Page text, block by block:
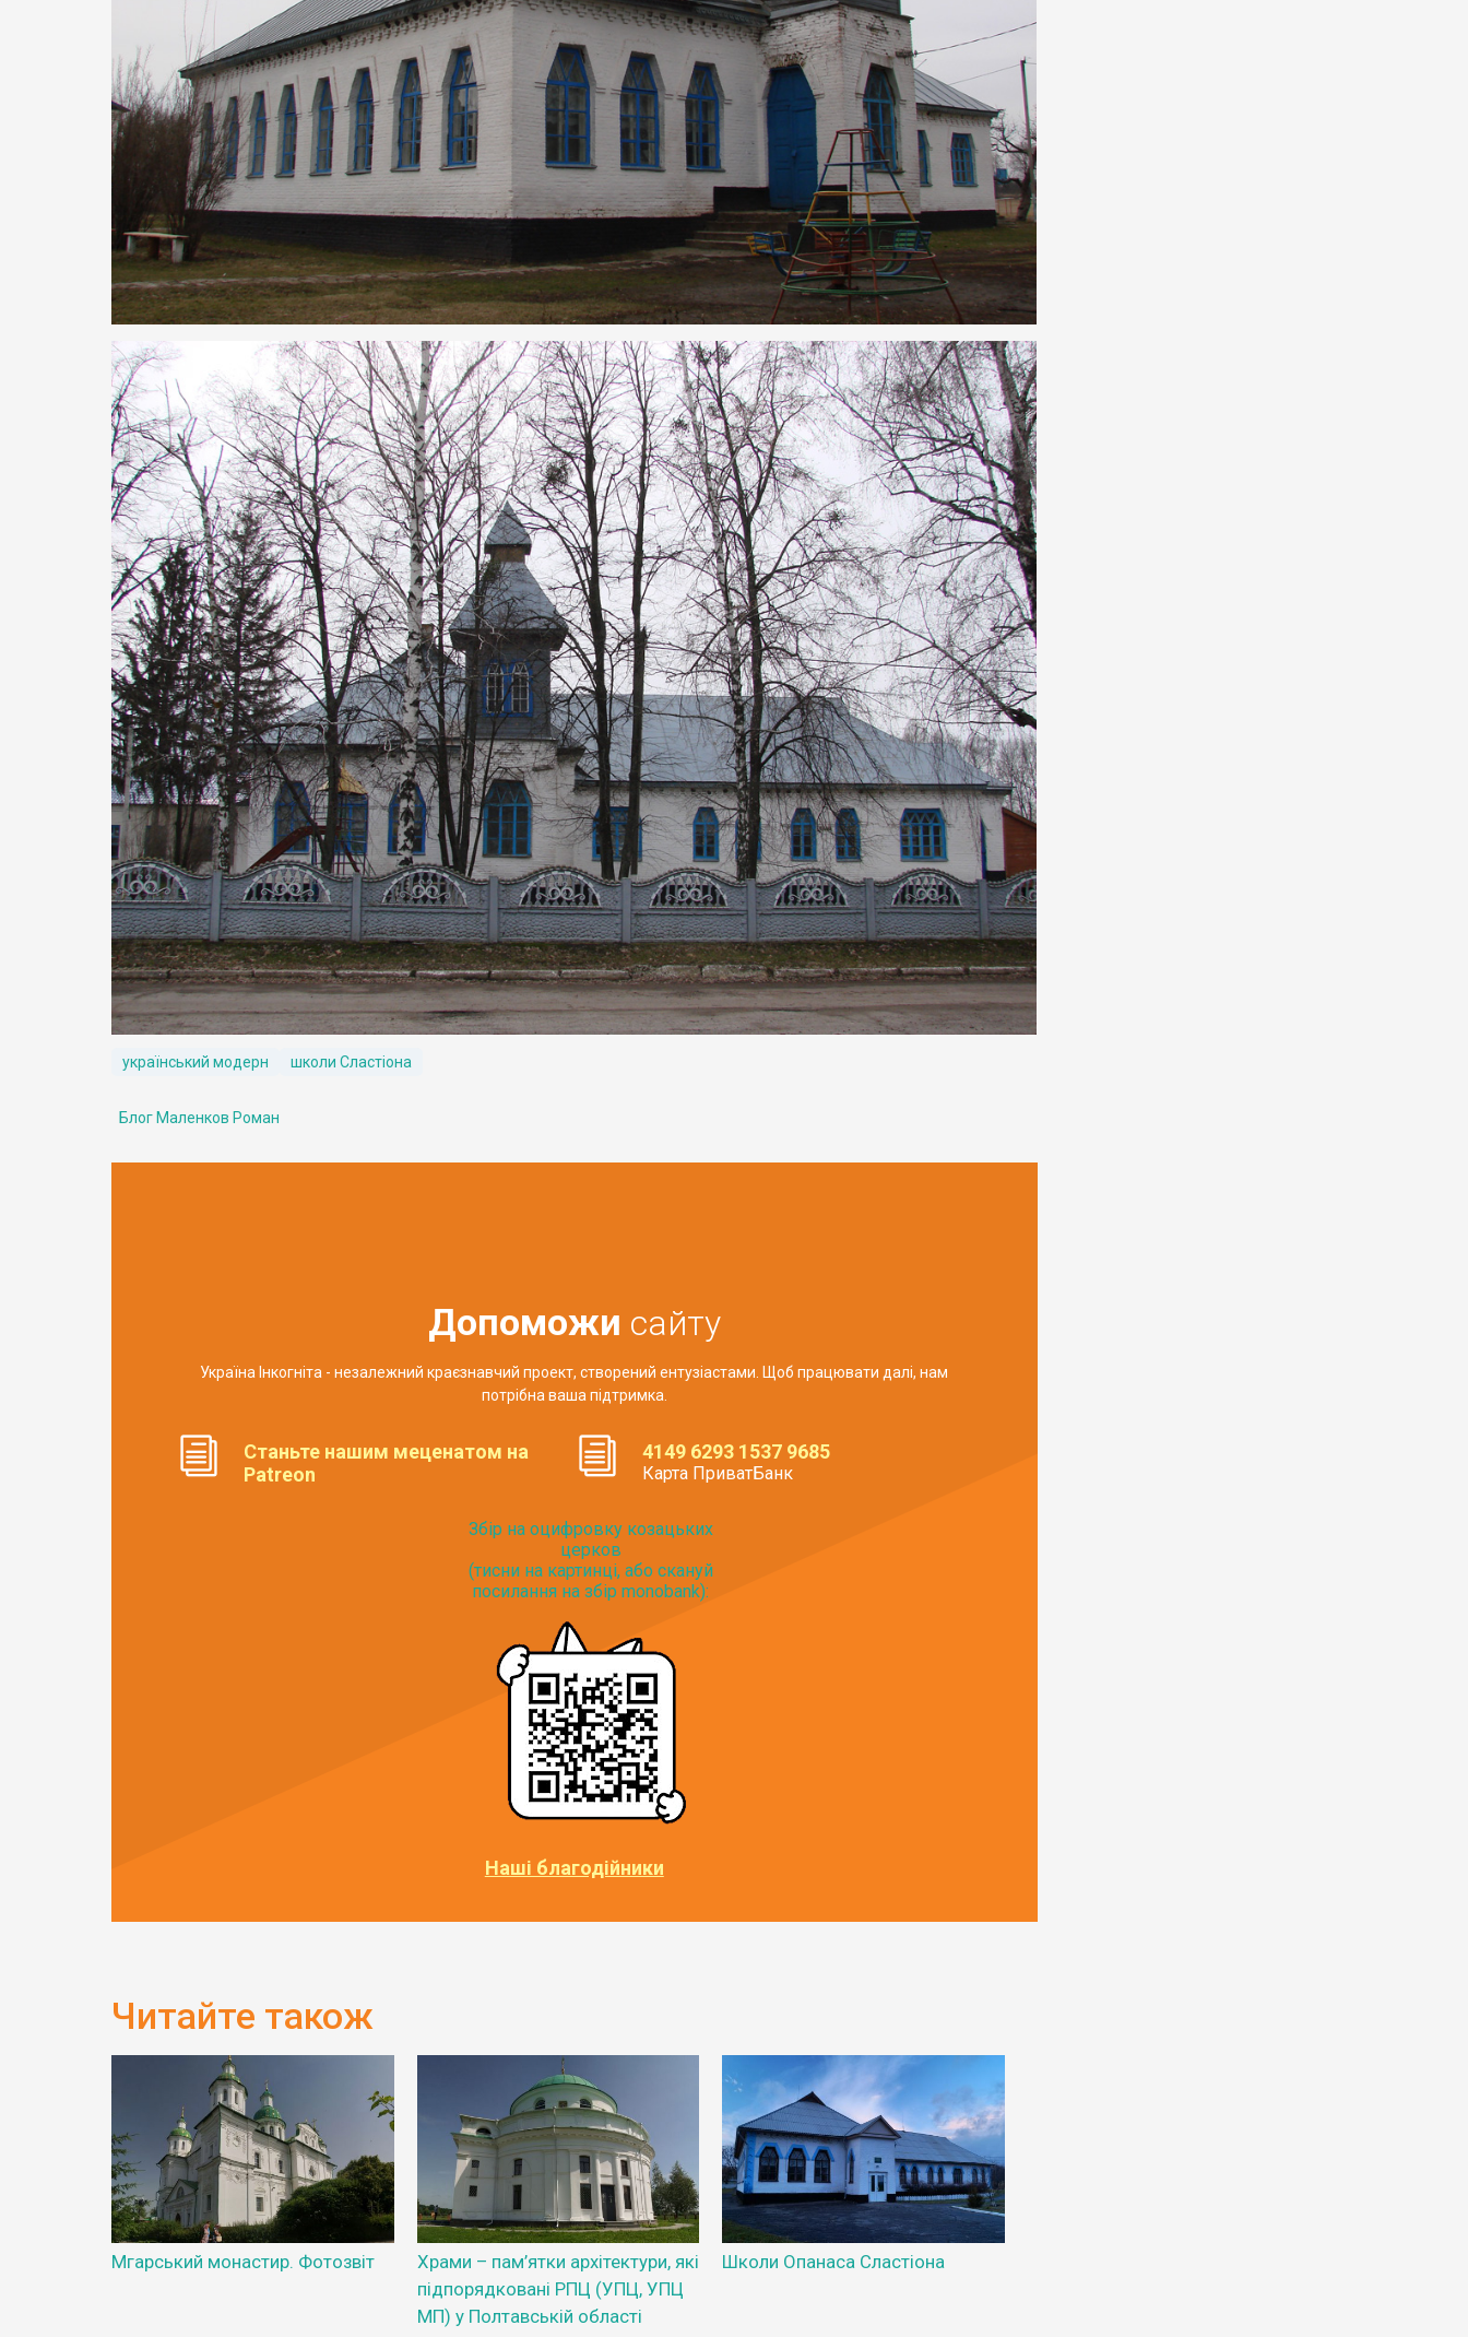
український модерн школи Сластіона
Блог Маленков Роман
Допоможи сайту
Україна Інкогніта - незалежний краєзнавчий проект, створений ентузіастами. Щоб працювати далі, нам
потрібна ваша підтримка.
Станьте нашим меценатом на
Patreon
4149 6293 1537 9685
Карта ПриватБанк
Збір на оцифровку козацьких
церков
(тисни на картинці, або скануй
посилання на збір monobank):
Наші благодійники
Читайте також
Мгарський монастир. Фотозвіт
Храми – пам’ятки архітектури, які
підпорядковані РПЦ (УПЦ, УПЦ
МП) у Полтавській області
Школи Опанаса Сластіона